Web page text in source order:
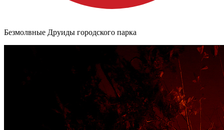
Безмолвные Друиды городского парка